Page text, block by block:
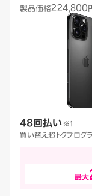
製品価格224,800
48回払い ※1
買い替え超トクプログ
最大